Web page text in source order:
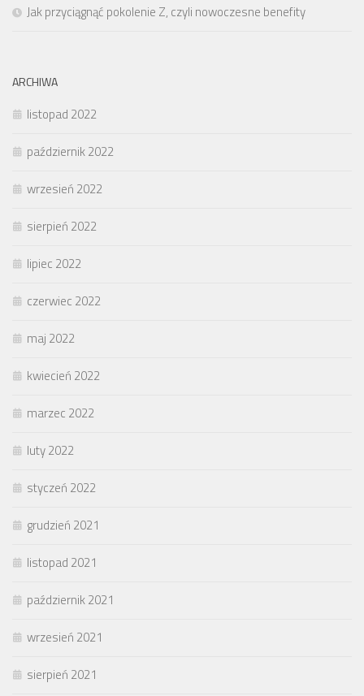
Jak przyciągnąć pokolenie Z, czyli nowoczesne benefity
ARCHIWA
listopad 2022
październik 2022
wrzesień 2022
sierpień 2022
lipiec 2022
czerwiec 2022
maj 2022
kwiecień 2022
marzec 2022
luty 2022
styczeń 2022
grudzień 2021
listopad 2021
październik 2021
wrzesień 2021
sierpień 2021